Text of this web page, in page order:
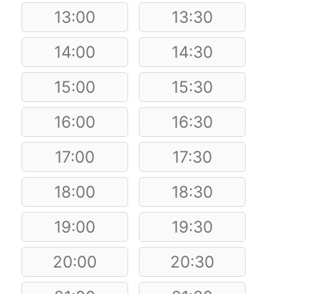
13:00
13:30
14:00
14:30
15:00
15:30
16:00
16:30
17:00
17:30
18:00
18:30
19:00
19:30
20:00
20:30